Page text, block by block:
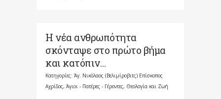
Η νέα ανθρωπότητα
σκόνταψε στο πρώτο βήμα
και κατόπιν…
Κατηγορίες: Άγ. Νικόλαος (Βελιμίροβιτς) Επίσκοπος
Αχρίδος, Άγιοι - Πατέρες - Γέροντες, Θεολογία και Ζωή